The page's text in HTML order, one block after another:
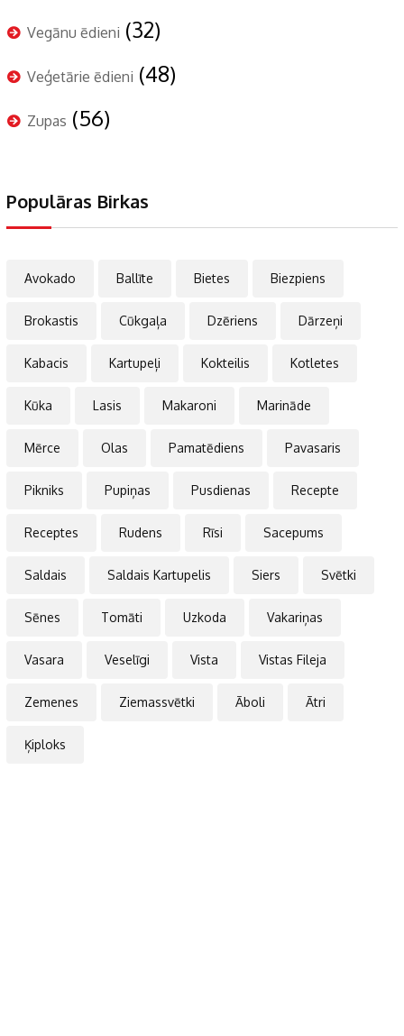
Vegānu ēdieni (32)
Veģetārie ēdieni (48)
Zupas (56)
Populāras Birkas
Avokado Ballīte Bietes Biezpiens
Brokastis Cūkgaļa Dzēriens Dārzeņi
Kabacis Kartupeļi Kokteilis Kotletes
Kūka Lasis Makaroni Marināde
Mērce Olas Pamatēdiens Pavasaris
Pikniks Pupiņas Pusdienas Recepte
Receptes Rudens Rīsi Sacepums
Saldais Saldais Kartupelis Siers Svētki
Sēnes Tomāti Uzkoda Vakariņas
Vasara Veselīgi Vista Vistas Fileja
Zemenes Ziemassvētki Āboli Ātri
Ķiploks